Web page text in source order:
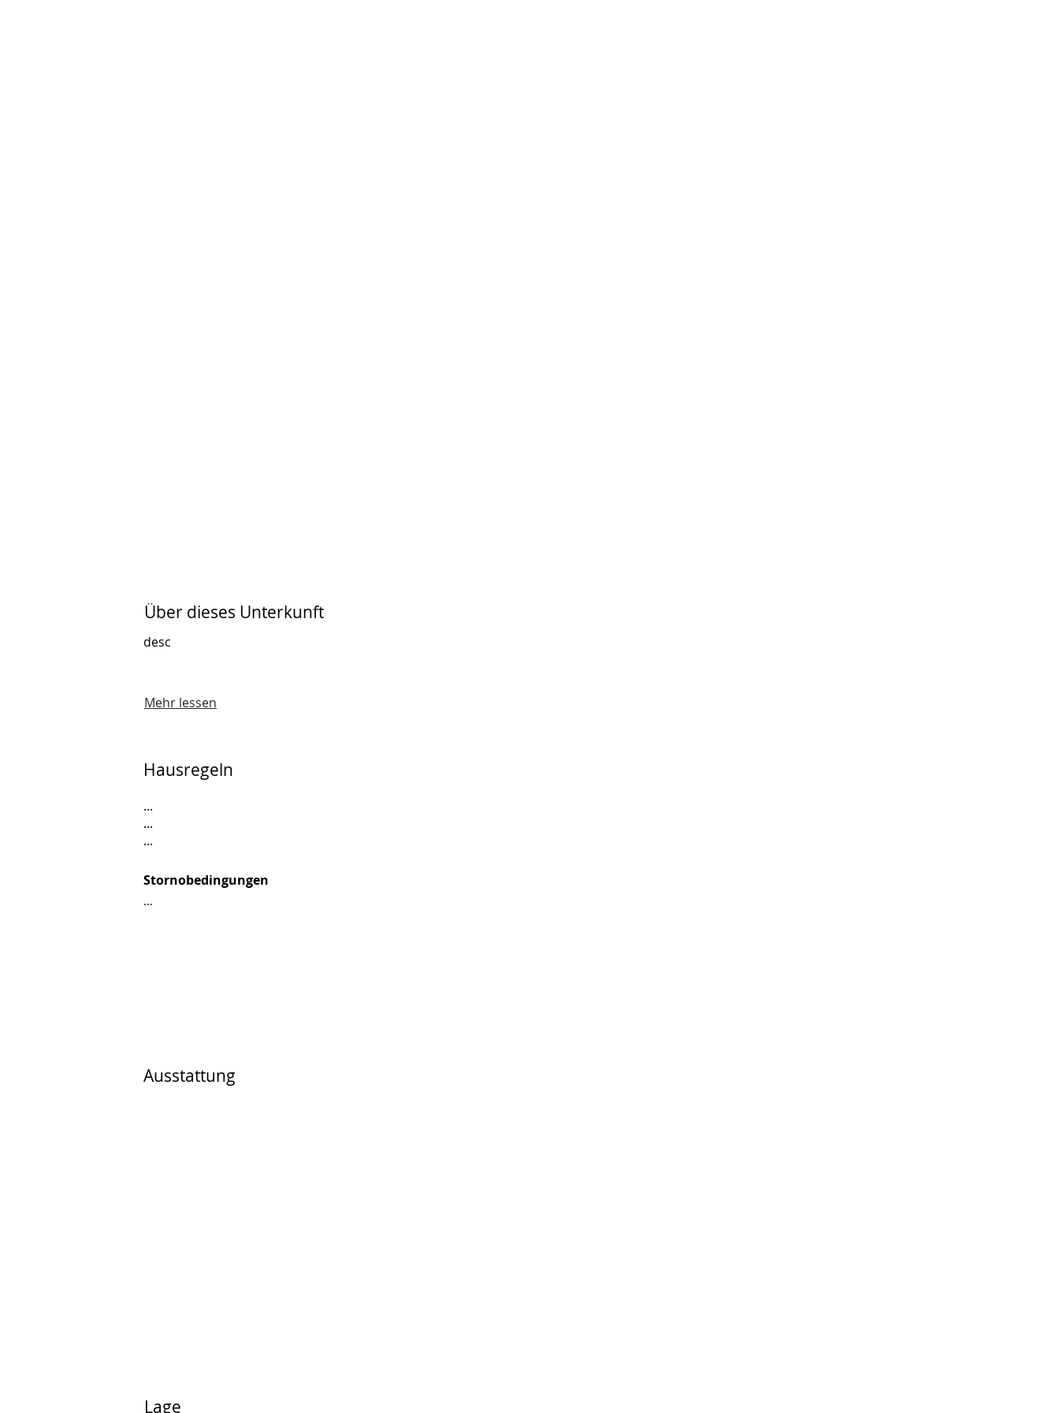
Über dieses Unterkunft
desc
Mehr lessen
Hausregeln
...
...
...
Stornobedingungen
...
Ausstattung
Lage